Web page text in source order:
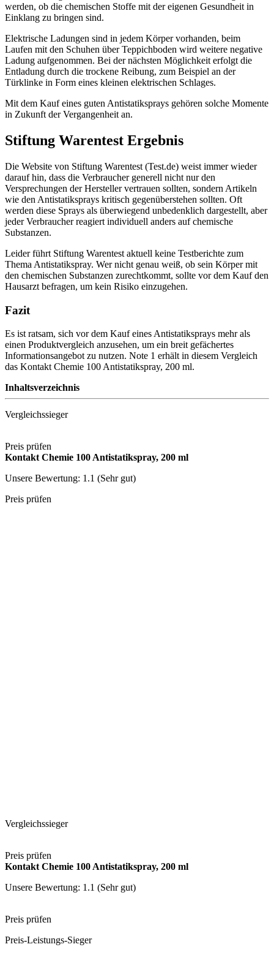
werden, ob die chemischen Stoffe mit der eigenen Gesundheit in
Einklang zu bringen sind.
Elektrische Ladungen sind in jedem Körper vorhanden, beim
Laufen mit den Schuhen über Teppichboden wird weitere negative
Ladung aufgenommen. Bei der nächsten Möglichkeit erfolgt die
Entladung durch die trockene Reibung, zum Beispiel an der
Türklinke in Form eines kleinen elektrischen Schlages.
Mit dem Kauf eines guten Antistatiksprays gehören solche Momente
in Zukunft der Vergangenheit an.
Stiftung Warentest Ergebnis
Die Website von Stiftung Warentest (Test.de) weist immer wieder
darauf hin, dass die Verbraucher generell nicht nur den
Versprechungen der Hersteller vertrauen sollten, sondern Artikeln
wie den Antistatiksprays kritisch gegenüberstehen sollten. Oft
werden diese Sprays als überwiegend unbedenklich dargestellt, aber
jeder Verbraucher reagiert individuell anders auf chemische
Substanzen.
Leider führt Stiftung Warentest aktuell keine Testberichte zum
Thema Antistatikspray. Wer nicht genau weiß, ob sein Körper mit
den chemischen Substanzen zurechtkommt, sollte vor dem Kauf den
Hausarzt befragen, um kein Risiko einzugehen.
Fazit
Es ist ratsam, sich vor dem Kauf eines Antistatiksprays mehr als
einen Produktvergleich anzusehen, um ein breit gefächertes
Informationsangebot zu nutzen. Note 1 erhält in diesem Vergleich
das Kontakt Chemie 100 Antistatikspray, 200 ml.
Inhaltsverzeichnis
Vergleichssieger
Preis prüfen
Kontakt Chemie 100 Antistatikspray, 200 ml
Unsere Bewertung: 1.1 (Sehr gut)
Preis prüfen
Vergleichssieger
Preis prüfen
Kontakt Chemie 100 Antistatikspray, 200 ml
Unsere Bewertung: 1.1 (Sehr gut)
Preis prüfen
Preis-Leistungs-Sieger